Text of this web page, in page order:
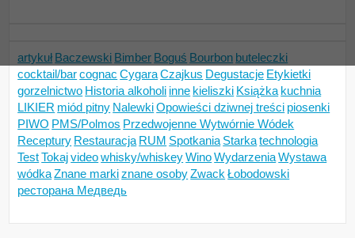
artykuł Baczewski Bimber Boguś Bourbon buteleczki
cocktail/barcognac CygaraCzajkus Degustacje Etykietki
gorzelnictwo Historia alkoholi inne kieliszki Książka kuchnia
LIKIER miód pitny NalewkiOpowieści dziwnej treści piosenki
PIWO PMS/Polmos Przedwojenne Wytwórnie Wódek
Receptury Restauracja RUM Spotkania Starkatechnologia
TestTokajvideowhisky/whiskeyWinoWydarzeniaWystawa
wódkaZnane markiznane osobyZwack Łobodowski
ресторана Медведь